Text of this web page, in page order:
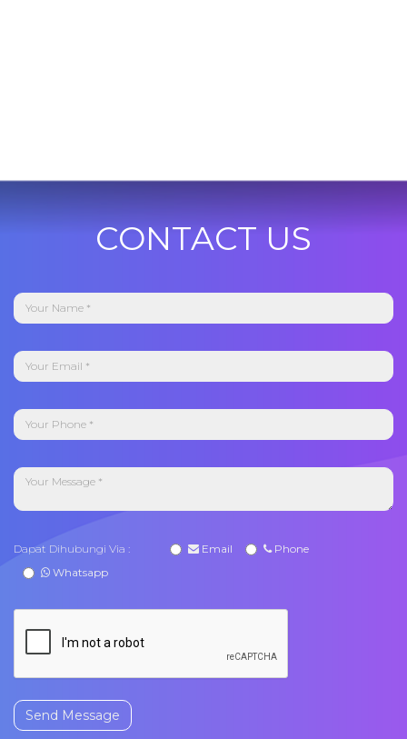
CONTACT US
Dapat Dihubungi Via : Email
Phone
Whatsapp
Send Message